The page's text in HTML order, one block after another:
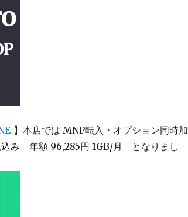
】本店では MNP転入・オプション同時加
込み 年額 96,285円 1GB/月 となりまし